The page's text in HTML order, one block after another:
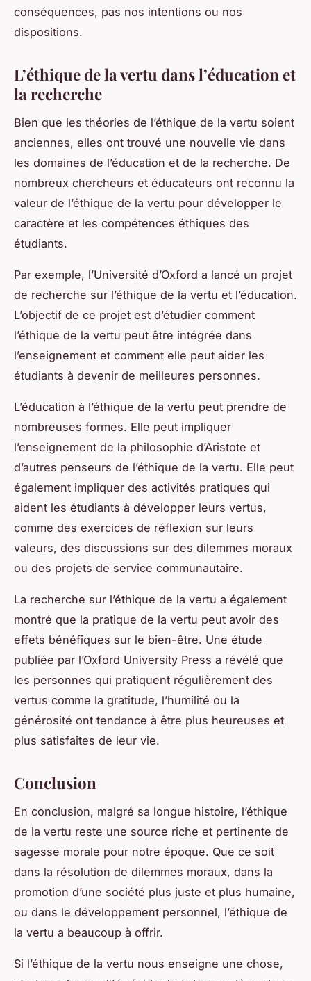
conséquences, pas nos intentions ou nos
dispositions.
L’éthique de la vertu dans l’éducation et
la recherche
Bien que les théories de l’éthique de la vertu soient
anciennes, elles ont trouvé une nouvelle vie dans
les domaines de l’éducation et de la recherche. De
nombreux chercheurs et éducateurs ont reconnu la
valeur de l’éthique de la vertu pour développer le
caractère et les compétences éthiques des
étudiants.
Par exemple, l’Université d’Oxford a lancé un projet
de recherche sur l’éthique de la vertu et l’éducation.
L’objectif de ce projet est d’étudier comment
l’éthique de la vertu peut être intégrée dans
l’enseignement et comment elle peut aider les
étudiants à devenir de meilleures personnes.
L’éducation à l’éthique de la vertu peut prendre de
nombreuses formes. Elle peut impliquer
l’enseignement de la philosophie d’Aristote et
d’autres penseurs de l’éthique de la vertu. Elle peut
également impliquer des activités pratiques qui
aident les étudiants à développer leurs vertus,
comme des exercices de réflexion sur leurs
valeurs, des discussions sur des dilemmes moraux
ou des projets de service communautaire.
La recherche sur l’éthique de la vertu a également
montré que la pratique de la vertu peut avoir des
effets bénéfiques sur le bien-être. Une étude
publiée par l’Oxford University Press a révélé que
les personnes qui pratiquent régulièrement des
vertus comme la gratitude, l’humilité ou la
générosité ont tendance à être plus heureuses et
plus satisfaites de leur vie.
Conclusion
En conclusion, malgré sa longue histoire, l’éthique
de la vertu reste une source riche et pertinente de
sagesse morale pour notre époque. Que ce soit
dans la résolution de dilemmes moraux, dans la
promotion d’une société plus juste et plus humaine,
ou dans le développement personnel, l’éthique de
la vertu a beaucoup à offrir.
Si l’éthique de la vertu nous enseigne une chose,